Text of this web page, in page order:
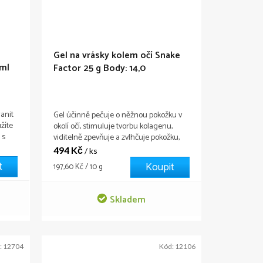
Gel na vrásky kolem očí Snake
Factor 25 g Body: 14,0
Skladem
494 Kč/ ks
Měrná
197,60 Kč / 10 g Koupit
Gel účinně pečuje o něžnou pokožku v
okolí očí, stimuluje tvorbu kolagenu,
viditelně zpevňuje a zvlhčuje pokožku,
vyživuje ji vitamíny a vyhlazuje mimické
vrásky.
12704 Kód: 12106